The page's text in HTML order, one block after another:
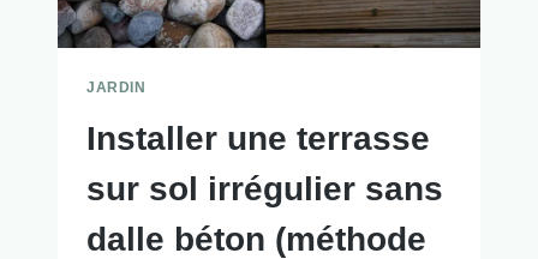
JARDIN
Installer une terrasse
sur sol irrégulier sans
dalle béton (méthode